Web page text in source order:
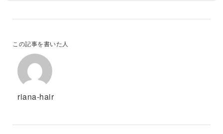
この記事を書いた人
riana-hair